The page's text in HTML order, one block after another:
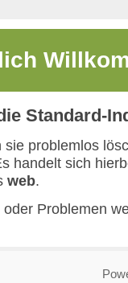
Standard-
sie problemlos
handelt sich
web.
oder Problemen